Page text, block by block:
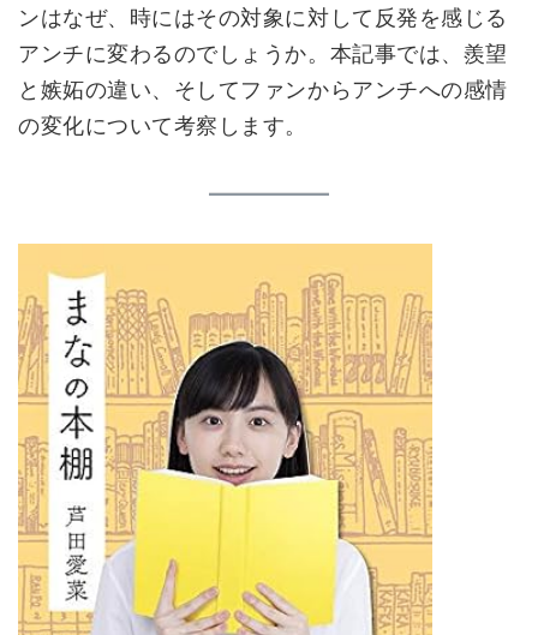
ンはなぜ、時にはその対象に対して反発を感じる
アンチに変わるのでしょうか。本記事では、羨望
と嫉妬の違い、そしてファンからアンチへの感情
の変化について考察します。